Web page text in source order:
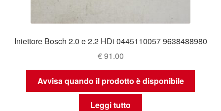
Iniettore Bosch 2.0 e 2.2 HDi 0445110057 9638488980
€91.00
Avvisa quando il prodotto è disponibile
Leggi tutto